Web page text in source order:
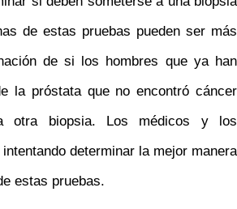
de estas pruebas pueden ser más
de si los hombres que ya han
la próstata que no encontró cáncer
otra biopsia. Los médicos y los
determinar la mejor manera
estas pruebas.